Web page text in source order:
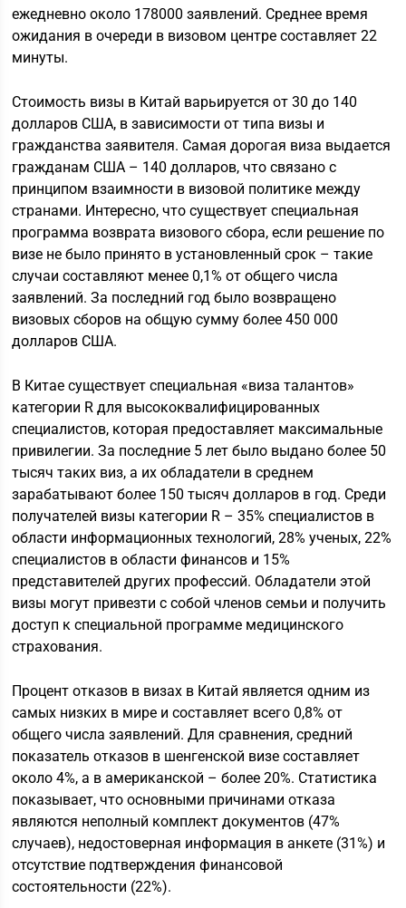
ежедневно около 178000 заявлений. Среднее время
ожидания в очереди в визовом центре составляет 22
минуты.
Стоимость визы в Китай варьируется от 30 до 140
долларов США, в зависимости от типа визы и
гражданства заявителя. Самая дорогая виза выдается
гражданам США – 140 долларов, что связано с
принципом взаимности в визовой политике между
странами. Интересно, что существует специальная
программа возврата визового сбора, если решение по
визе не было принято в установленный срок – такие
случаи составляют менее 0,1% от общего числа
заявлений. За последний год было возвращено
визовых сборов на общую сумму более 450 000
долларов США.
В Китае существует специальная «виза талантов»
категории R для высококвалифицированных
специалистов, которая предоставляет максимальные
привилегии. За последние 5 лет было выдано более 50
тысяч таких виз, а их обладатели в среднем
зарабатывают более 150 тысяч долларов в год. Среди
получателей визы категории R – 35% специалистов в
области информационных технологий, 28% ученых, 22%
специалистов в области финансов и 15%
представителей других профессий. Обладатели этой
визы могут привезти с собой членов семьи и получить
доступ к специальной программе медицинского
страхования.
Процент отказов в визах в Китай является одним из
самых низких в мире и составляет всего 0,8% от
общего числа заявлений. Для сравнения, средний
показатель отказов в шенгенской визе составляет
около 4%, а в американской – более 20%. Статистика
показывает, что основными причинами отказа
являются неполный комплект документов (47%
случаев), недостоверная информация в анкете (31%) и
отсутствие подтверждения финансовой
состоятельности (22%).